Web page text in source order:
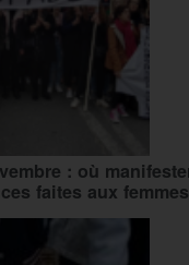
: où
faites aux